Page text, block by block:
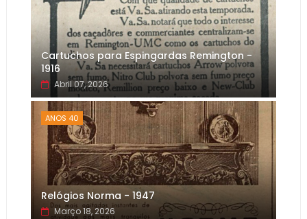
Cartuchos para Espingardas Remington -
1916
Abril 07, 2026
ANOS 40
Relógios Norma - 1947
Março 18, 2026